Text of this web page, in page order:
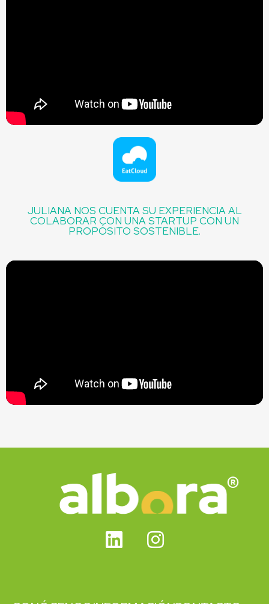
JULIANA NOS CUENTA SU EXPERIENCIA AL
COLABORAR CON UNA STARTUP CON UN
PROPÓSITO SOSTENIBLE.